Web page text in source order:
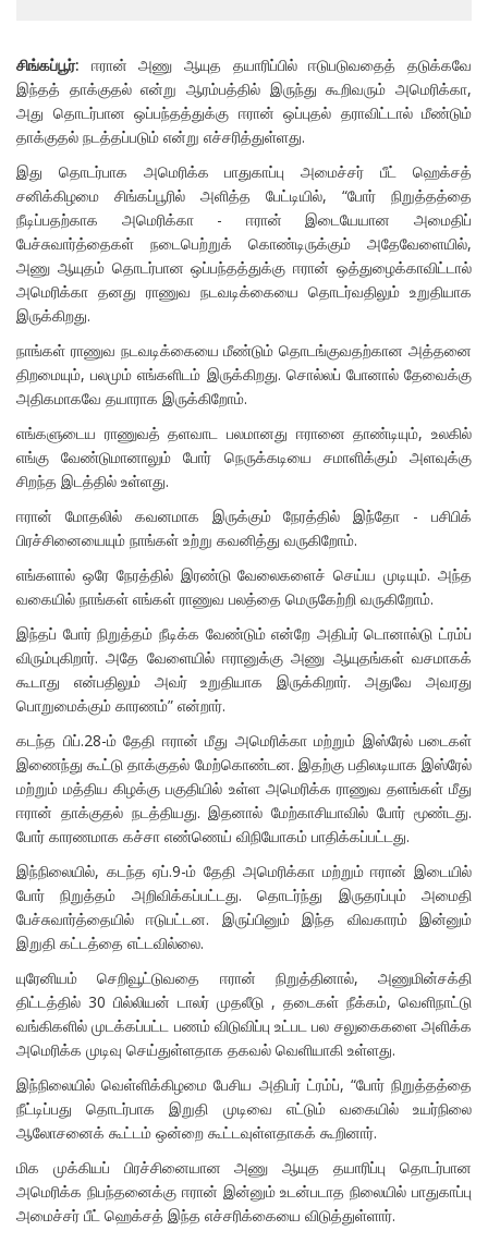
சிங்கப்பூர்: ஈரான் அணு ஆயுத தயாரிப்பில் ஈடுபடுவதைத் தடுக்கவே
இந்தத் தாக்குதல் என்று ஆரம்பத்தில் இருந்து கூறிவரும் அமெரிக்கா,
அது தொடர்பான ஒப்பந்தத்துக்கு ஈரான் ஒப்புதல் தராவிட்டால் மீண்டும்
தாக்குதல் நடத்தப்படும் என்று எச்சரித்துள்ளது.
இது தொடர்பாக அமெரிக்க பாதுகாப்பு அமைச்சர் பீட் ஹெக்சத்
சனிக்கிழமை சிங்கப்பூரில் அளித்த பேட்டியில், “போர் நிறுத்தத்தை
நீடிப்பதற்காக அமெரிக்கா - ஈரான் இடையேயான அமைதிப்
பேச்சுவார்த்தைகள் நடைபெற்றுக் கொண்டிருக்கும் அதேவேளையில்,
அணு ஆயுதம் தொடர்பான ஒப்பந்தத்துக்கு ஈரான் ஒத்துழைக்காவிட்டால்
அமெரிக்கா தனது ராணுவ நடவடிக்கையை தொடர்வதிலும் உறுதியாக
இருக்கிறது.
நாங்கள் ராணுவ நடவடிக்கையை மீண்டும் தொடங்குவதற்கான அத்தனை
திறமையும், பலமும் எங்களிடம் இருக்கிறது. சொல்லப் போனால் தேவைக்கு
அதிகமாகவே தயாராக இருக்கிறோம்.
எங்களுடைய ராணுவத் தளவாட பலமானது ஈரானை தாண்டியும், உலகில்
எங்கு வேண்டுமானாலும் போர் நெருக்கடியை சமாளிக்கும் அளவுக்கு
சிறந்த இடத்தில் உள்ளது.
ஈரான் மோதலில் கவனமாக இருக்கும் நேரத்தில் இந்தோ - பசிபிக்
பிரச்சினையையும் நாங்கள் உற்று கவனித்து வருகிறோம்.
எங்களால் ஒரே நேரத்தில் இரண்டு வேலைகளைச் செய்ய முடியும். அந்த
வகையில் நாங்கள் எங்கள் ராணுவ பலத்தை மெருகேற்றி வருகிறோம்.
இந்தப் போர் நிறுத்தம் நீடிக்க வேண்டும் என்றே அதிபர் டொனால்டு ட்ரம்ப்
விரும்புகிறார். அதே வேளையில் ஈரானுக்கு அணு ஆயுதங்கள் வசமாகக்
கூடாது என்பதிலும் அவர் உறுதியாக இருக்கிறார். அதுவே அவரது
பொறுமைக்கும் காரணம்” என்றார்.
கடந்த பிப்.28-ம் தேதி ஈரான் மீது அமெரிக்கா மற்றும் இஸ்ரேல் படைகள்
இணைந்து கூட்டு தாக்குதல் மேற்கொண்டன. இதற்கு பதிலடியாக இஸ்ரேல்
மற்றும் மத்திய கிழக்கு பகுதியில் உள்ள அமெரிக்க ராணுவ தளங்கள் மீது
ஈரான் தாக்குதல் நடத்தியது. இதனால் மேற்காசியாவில் போர் மூண்டது.
போர் காரணமாக கச்சா எண்ணெய் விநியோகம் பாதிக்கப்பட்டது.
இந்நிலையில், கடந்த ஏப்.9-ம் தேதி அமெரிக்கா மற்றும் ஈரான் இடையில்
போர் நிறுத்தம் அறிவிக்கப்பட்டது. தொடர்ந்து இருதரப்பும் அமைதி
பேச்சுவார்த்தையில் ஈடுபட்டன. இருப்பினும் இந்த விவகாரம் இன்னும்
இறுதி கட்டத்தை எட்டவில்லை.
யுரேனியம் செறிவூட்டுவதை ஈரான் நிறுத்தினால், அணுமின்சக்தி
திட்டத்தில் 30 பில்லியன் டாலர் முதலீடு , தடைகள் நீக்கம், வெளிநாட்டு
வங்கிகளில் முடக்கப்பட்ட பணம் விடுவிப்பு உட்பட பல சலுகைகளை அளிக்க
அமெரிக்க முடிவு செய்துள்ளதாக தகவல் வெளியாகி உள்ளது.
இந்நிலையில் வெள்ளிக்கிழமை பேசிய அதிபர் ட்ரம்ப், “போர் நிறுத்தத்தை
நீட்டிப்பது தொடர்பாக இறுதி முடிவை எட்டும் வகையில் உயர்நிலை
ஆலோசனைக் கூட்டம் ஒன்றை கூட்டவுள்ளதாகக் கூறினார்.
மிக முக்கியப் பிரச்சினையான அணு ஆயுத தயாரிப்பு தொடர்பான
அமெரிக்க நிபந்தனைக்கு ஈரான் இன்னும் உடன்படாத நிலையில் பாதுகாப்பு
அமைச்சர் பீட் ஹெக்சத் இந்த எச்சரிக்கையை விடுத்துள்ளார்.